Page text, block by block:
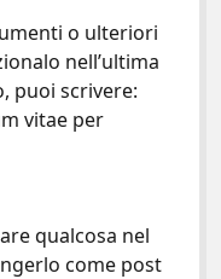
o ulteriori
nell’ultima
puoi scrivere:
vitae per
qualcosa nel
come post